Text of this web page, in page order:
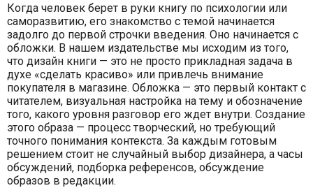
Когда человек берет в руки книгу по психологии или
саморазвитию, его знакомство с темой начинается
задолго до первой строчки введения. Оно начинается с
обложки. В нашем издательстве мы исходим из того,
что дизайн книги — это не просто прикладная задача в
духе «сделать красиво» или привлечь внимание
покупателя в магазине. Обложка — это первый контакт с
читателем, визуальная настройка на тему и обозначение
того, какого уровня разговор его ждет внутри. Создание
этого образа — процесс творческий, но требующий
точного понимания контекста. За каждым готовым
решением стоит не случайный выбор дизайнера, а часы
обсуждений, подборка референсов, обсуждение
образов в редакции.